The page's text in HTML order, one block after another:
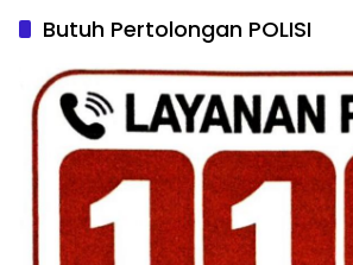
Butuh Pertolongan POLISI